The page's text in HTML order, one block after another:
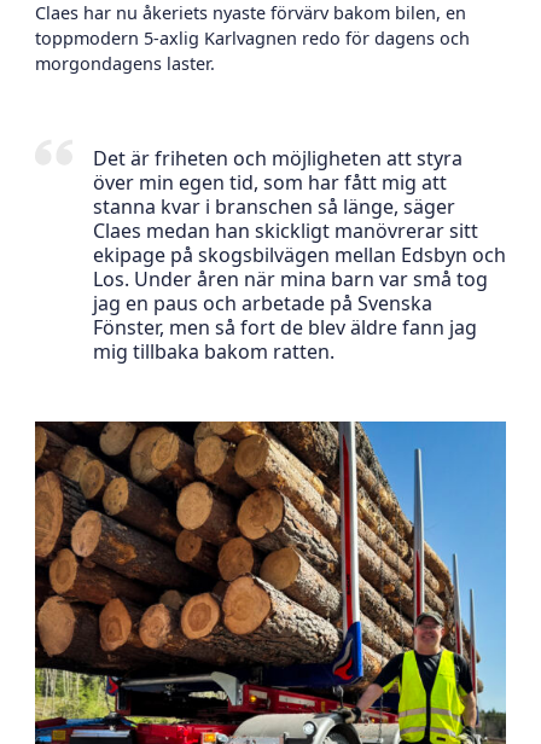
Claes har nu åkeriets nyaste förvärv bakom bilen, en
toppmodern 5-axlig Karlvagnen redo för dagens och
morgondagens laster.
Det är friheten och möjligheten att styra
över min egen tid, som har fått mig att
stanna kvar i branschen så länge, säger
Claes medan han skickligt manövrerar sitt
ekipage på skogsbilvägen mellan Edsbyn och
Los. Under åren när mina barn var små tog
jag en paus och arbetade på Svenska
Fönster, men så fort de blev äldre fann jag
mig tillbaka bakom ratten.